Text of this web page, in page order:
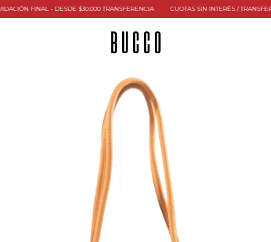
FINAL - DESDE $30.000 TRANSFERENCIA CUOTAS SIN INTERÉS /